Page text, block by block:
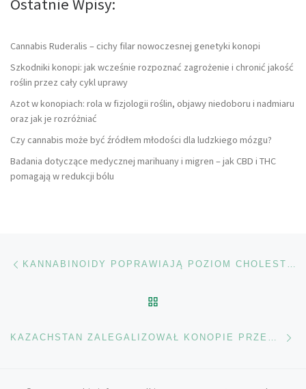
Ostatnie Wpisy:
Cannabis Ruderalis – cichy filar nowoczesnej genetyki konopi
Szkodniki konopi: jak wcześnie rozpoznać zagrożenie i chronić jakość
roślin przez cały cykl uprawy
Azot w konopiach: rola w fizjologii roślin, objawy niedoboru i nadmiaru
oraz jak je rozróżniać
Czy cannabis może być źródłem młodości dla ludzkiego mózgu?
Badania dotyczące medycznej marihuany i migren – jak CBD i THC
pomagają w redukcji bólu
Nawigacja wpisu KANNABINOIDY POPRAWIAJĄ POZIOM CHOLESTEROLU I POMAGAJĄ SCHUDNĄĆ
KAZACHSTAN ZALEGALIZOWAŁ KONOPIE PRZEMYSŁOWE I STARTUJE PROJEKT PILOTAŻOWY